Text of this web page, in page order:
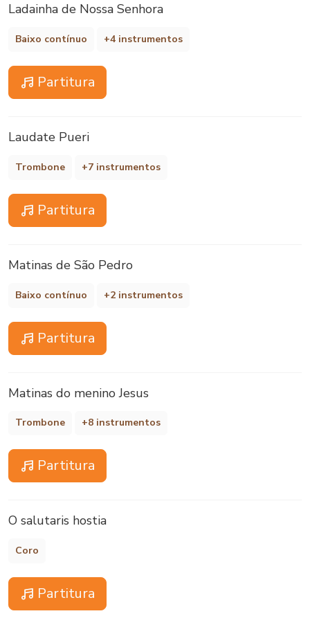
Ladainha de Nossa Senhora
Baixo contínuo +4 instrumentos
Partitura
Laudate Pueri
Trombone +7 instrumentos
Partitura
Matinas de São Pedro
Baixo contínuo +2 instrumentos
Partitura
Matinas do menino Jesus
Trombone +8 instrumentos
Partitura
O salutaris hostia
Coro
Partitura